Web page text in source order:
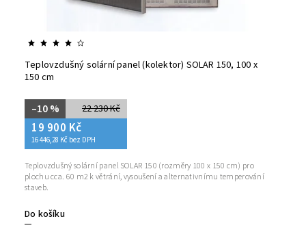
Teplovzdušný solární panel (kolektor) SOLAR 150, 100 x
150 cm
22 230 Kč
–10 %
19 900 Kč
16 446,28 Kč bez DPH
Do košíku
Teplovzdušný solární panel SOLAR 150 (rozměry 100 x 150 cm) pro
plochu cca. 60 m2 k větrání, vysoušení a alternativnímu temperování
staveb.